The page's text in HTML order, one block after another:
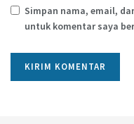
Simpan nama, email,
untuk komentar saya